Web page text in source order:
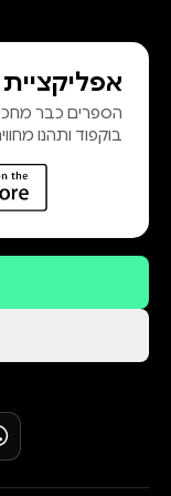
הספרים כבר
בוקפוד ותהנו